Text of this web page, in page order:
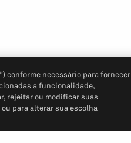
conforme necessário para fornecer
a funcionalidade,
rejeitar ou modificar suas
para alterar sua escolha